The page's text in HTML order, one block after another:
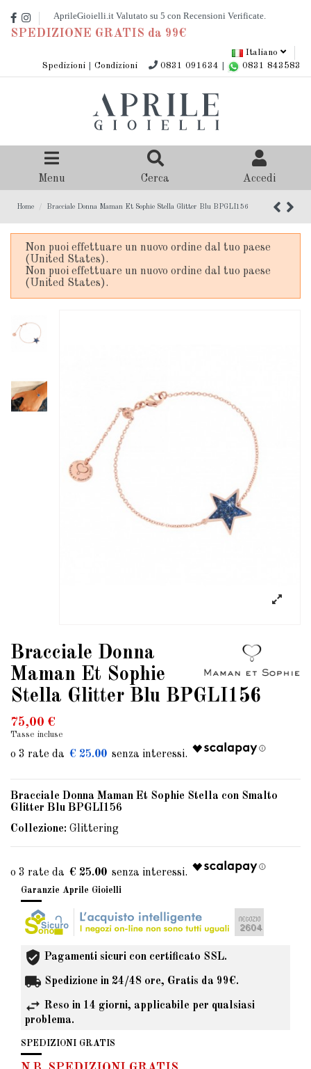
SPEDIZIONE GRATIS da 99€
Italiano
Spedizioni
Condizioni 0831 091634 0831 843583
Menu Cerca Accedi
Home Bracciale Donna Maman Et Sophie Stella Glitter Blu BPGLI156
Non puoi effettuare un nuovo ordine dal tuo paese
(United States).
Non puoi effettuare un nuovo ordine dal tuo paese
(United States).
Bracciale Donna
Maman Et Sophie
Stella Glitter Blu BPGLI156
75,00 €
Tasse incluse
€ 25.00
Bracciale Donna Maman Et Sophie Stella con Smalto
Glitter Blu BPGLI156
Collezione: Glittering
€ 25.00
Garanzie Aprile Gioielli
Pagamenti sicuri con certificato SSL.
Spedizione in 24/48 ore, Gratis da 99€.
Reso in 14 giorni, applicabile per qualsiasi
problema.
SPEDIZIONI GRATIS